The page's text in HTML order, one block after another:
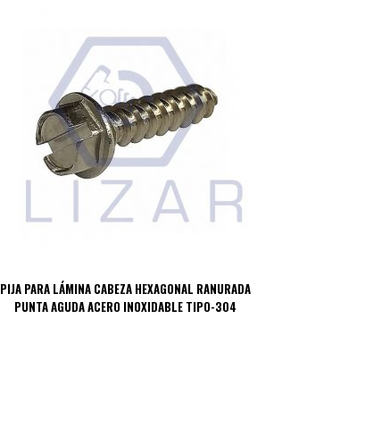
PIJA PARA LÁMINA CABEZA HEXAGONAL RANURADA
PUNTA AGUDA ACERO INOXIDABLE TIPO-304